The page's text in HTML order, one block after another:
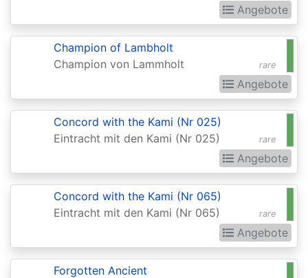
Clash
Promos
Coldsnap:
Commander
Commander
Commander
Angebote
rare
Champion of Lambholt
Champion von Lammholt
Angebote
rare
Concord with the Kami (Nr 025)
Eintracht mit den Kami (Nr 025)
Angebote
rare
Concord with the Kami (Nr 065)
Eintracht mit den Kami (Nr 065)
Angebote
Forgotten Ancient